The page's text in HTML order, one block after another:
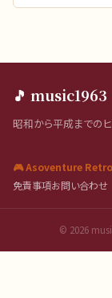
🎵 music1963
昭和から平成までのヒ
🎮 Asoventure Retro
免責事項お問い合わせ
© 2026